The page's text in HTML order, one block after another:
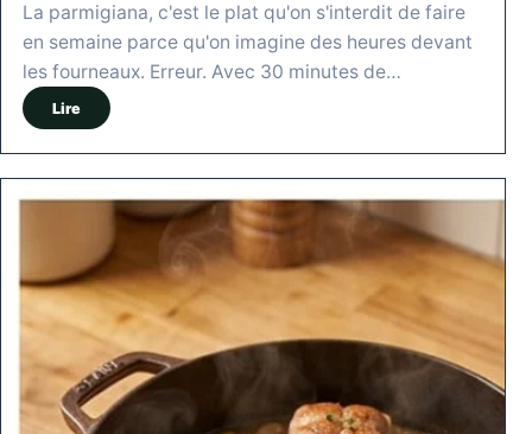
La parmigiana, c'est le plat qu'on s'interdit de faire
en semaine parce qu'on imagine des heures devant
les fourneaux. Erreur. Avec 30 minutes de…
Lire